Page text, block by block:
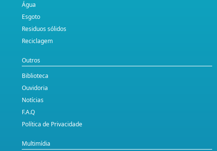
Água
Esgoto
Residuos sólidos
Reciclagem
Outros
Biblioteca
Ouvidoria
Notícias
F.A.Q
Política de Privacidade
Multimídia